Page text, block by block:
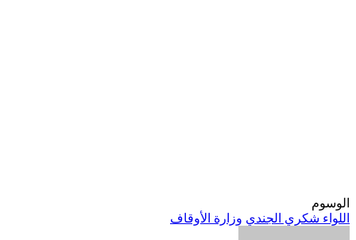
الوسوم
اللواء شكري الجندي وزارة الأوقاف